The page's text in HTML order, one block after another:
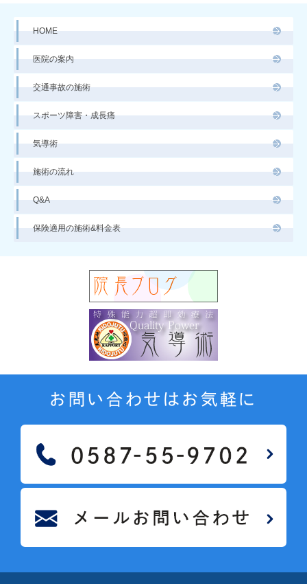
HOME
医院の案内
交通事故の施術
スポーツ障害・成長痛
気導術
施術の流れ
Q&A
保険適用の施術&料金表
お問い合わせはお気軽に